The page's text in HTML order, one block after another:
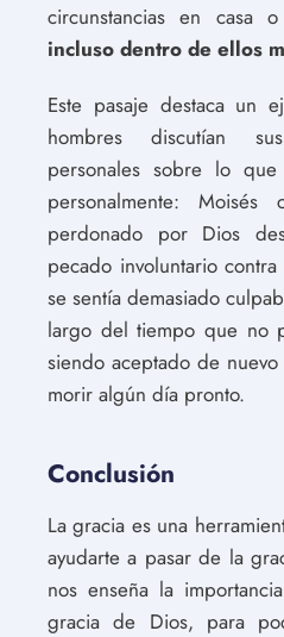
circunstancias en casa
incluso dentro de ellos
Este pasaje destaca un
hombres discutían
personales sobre lo
personalmente:
perdonado por Dios
pecado involuntario
se sentía demasiado
largo del tiempo que no
siendo aceptado de
morir algún día pronto.
Conclusión
La gracia es una
ayudarte a pasar de la
nos enseña la
gracia de Dios, para